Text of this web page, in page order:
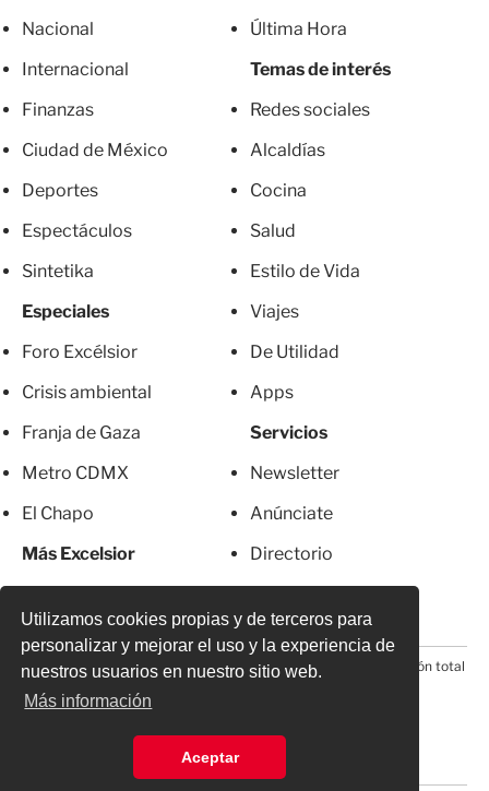
Utilizamos cookies propias y de terceros para
personalizar y mejorar el uso y la experiencia de
nuestros usuarios en nuestro sitio web.
Más información
Aceptar
Nacional
Internacional
Finanzas
Ciudad de México
Deportes
Espectáculos
Sintetika
Especiales
Foro Excélsior
Crisis ambiental
Franja de Gaza
Metro CDMX
El Chapo
Más Excelsior
Última Hora
Temas de interés
Redes sociales
Alcaldías
Cocina
Salud
Estilo de Vida
Viajes
De Utilidad
Apps
Servicios
Newsletter
Anúnciate
Directorio
© 2026 Todos los derechos reservados. Prohibida la reproducción total
o parcial, incluyendo cualquier medio electrónico*